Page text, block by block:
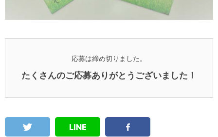
応募は締め切りました。
たくさんのご応募ありがとうございました！